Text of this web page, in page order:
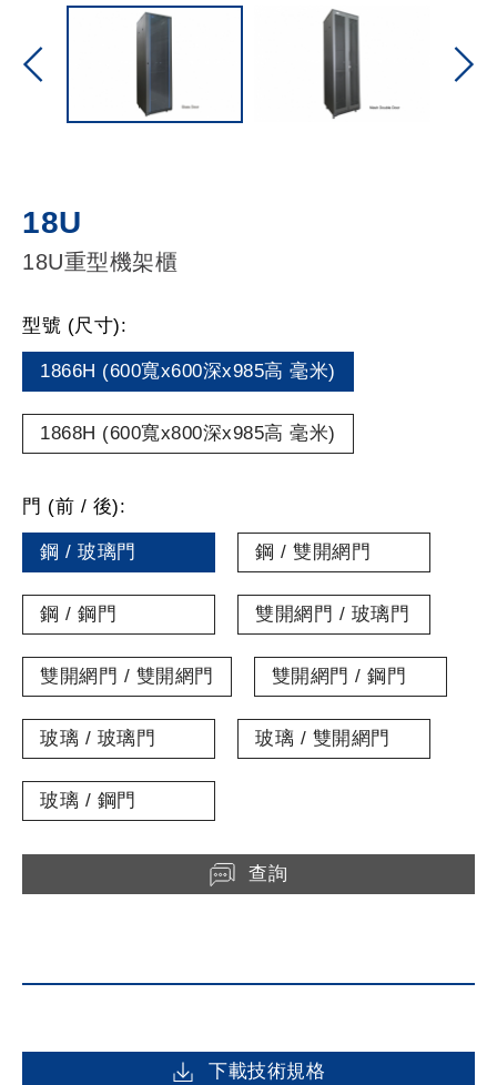
18U
18U重型機架櫃
型號 (尺寸):
1866H (600寬x600深x985高 毫米)
1868H (600寬x800深x985高 毫米)
門 (前 / 後):
鋼 / 玻璃門 鋼 / 雙開網門
鋼 / 鋼門 雙開網門 / 玻璃門
雙開網門 / 雙開網門 雙開網門 / 鋼門
玻璃 / 玻璃門 玻璃 / 雙開網門
玻璃 / 鋼門
查詢
下載技術規格